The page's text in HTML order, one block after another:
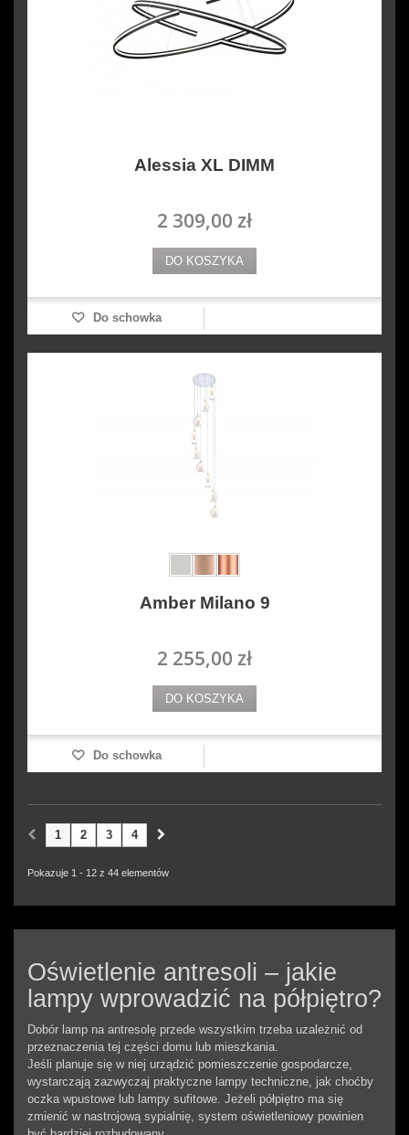
Alessia XL DIMM
2 309,00 zł
DO KOSZYKA
Do schowka
Amber Milano 9
2 255,00 zł
DO KOSZYKA
Do schowka
1 2 3 4
Pokazuje 1 - 12 z 44 elementów
Oświetlenie antresoli – jakie
lampy wprowadzić na półpiętro?
Dobór lamp na antresolę przede wszystkim trzeba uzależnić od
przeznaczenia tej części domu lub mieszkania.
Jeśli planuje się w niej urządzić pomieszczenie gospodarcze,
wystarczają zazwyczaj praktyczne lampy techniczne, jak choćby
oczka wpustowe lub lampy sufitowe. Jeżeli półpiętro ma się
zmienić w nastrojową sypialnię, system oświetleniowy powinien